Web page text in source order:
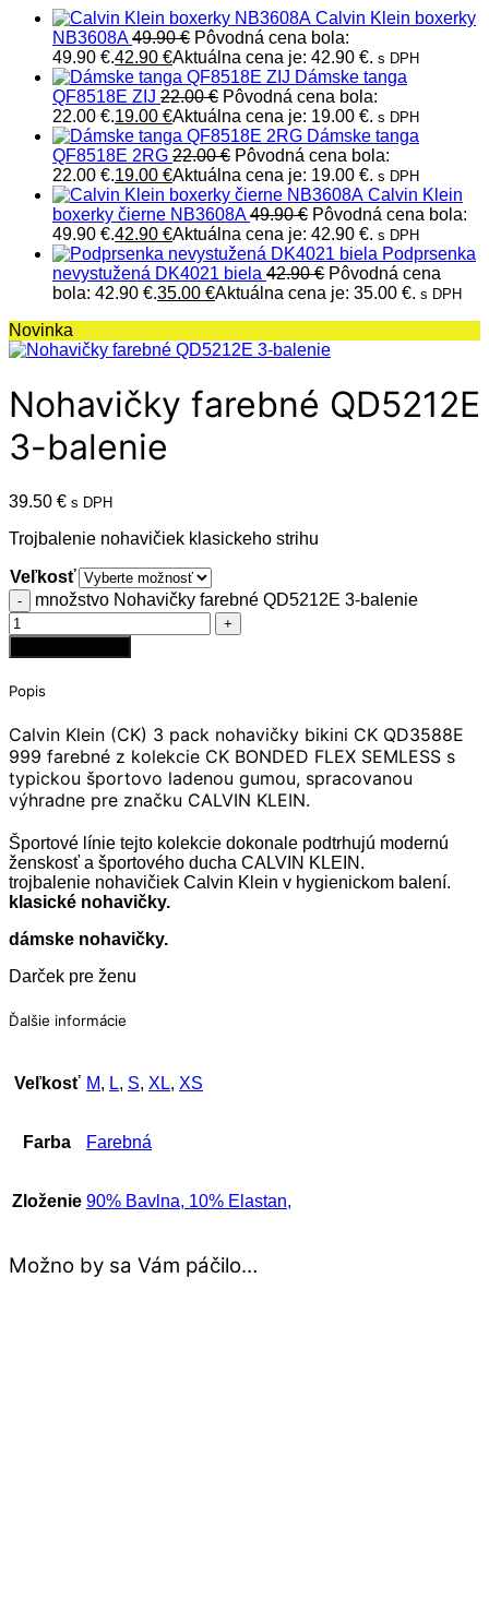
Calvin Klein boxerky
NB3608A 49.90€ Pôvodná cena bola:
49.90 €.42.90 €Aktuálna cena je: 42.90 €. s DPH
Dámske tanga
QF8518E ZIJ 22.00€ Pôvodná cena bola:
22.00 €.19.00 €Aktuálna cena je: 19.00 €. s DPH
Dámske tanga
QF8518E 2RG 22.00€ Pôvodná cena bola:
22.00 €.19.00 €Aktuálna cena je: 19.00 €. s DPH
Calvin Klein
boxerky čierne NB3608A 49.90€ Pôvodná cena bola:
49.90 €.42.90 €Aktuálna cena je: 42.90 €. s DPH
Podprsenka
nevystužená DK4021 biela 42.90€ Pôvodná cena
bola: 42.90 €.35.00 €Aktuálna cena je: 35.00 €. s DPH
Novinka
Nohavičky farebné QD5212E
3-balenie
39.50 € s DPH
Trojbalenie nohavičiek klasickeho strihu
Veľkosť
množstvo Nohavičky farebné QD5212E 3-balenie
Popis
Calvin Klein (CK) 3 pack nohavičky bikini CK QD3588E
999 farebné z kolekcie CK BONDED FLEX SEMLESS s
typickou športovo ladenou gumou, spracovanou
výhradne pre značku CALVIN KLEIN.
Športové línie tejto kolekcie dokonale podtrhujú modernú
ženskosť a športového ducha CALVIN KLEIN.
trojbalenie nohavičiek Calvin Klein v hygienickom balení.
klasické nohavičky.
dámske nohavičky.
Darček pre ženu
Ďalšie informácie
Veľkosť M, L, S, XL, XS
Farba Farebná
Zloženie 90% Bavlna, 10% Elastan,
Možno by sa Vám páčilo…